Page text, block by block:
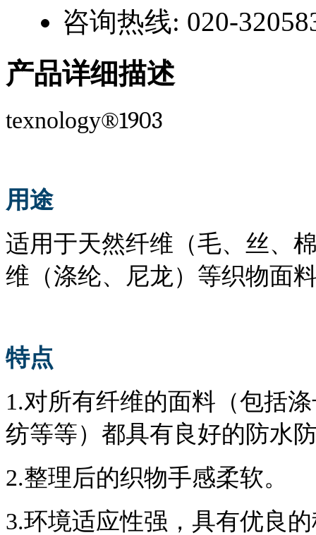
咨询热线: 020-
产品详细描述
texnology®1903
用途
适用于天然纤维（毛、丝、
维（涤纶、尼龙）等织物面
特点
1.对所有纤维的面料（包括
纺等等）都具有良好的防水
2.整理后的织物手感柔软。
3.环境适应性强，具有优良